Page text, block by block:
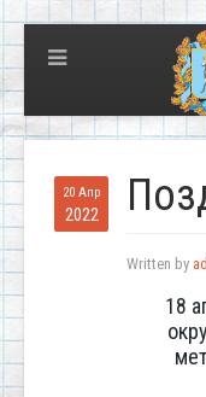
20 Апр
2022
Written by
18